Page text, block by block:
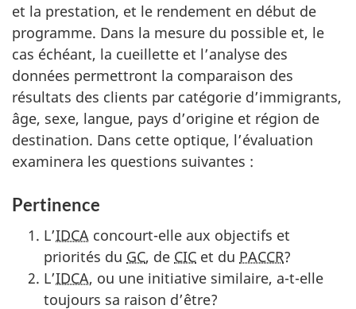
et la prestation, et le rendement en début de
programme. Dans la mesure du possible et, le
cas échéant, la cueillette et l’analyse des
données permettront la comparaison des
résultats des clients par catégorie d’immigrants,
âge, sexe, langue, pays d’origine et région de
destination. Dans cette optique, l’évaluation
examinera les questions suivantes :
Pertinence
L’IDCA concourt-elle aux objectifs et
priorités du GC, de CIC et du PACCR?
L’IDCA, ou une initiative similaire, a-t-elle
toujours sa raison d’être?